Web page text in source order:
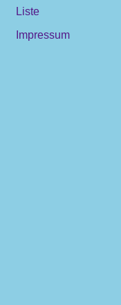
Liste
Impressum